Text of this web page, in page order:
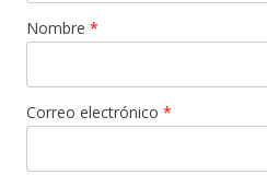
Nombre *
Correo electrónico *